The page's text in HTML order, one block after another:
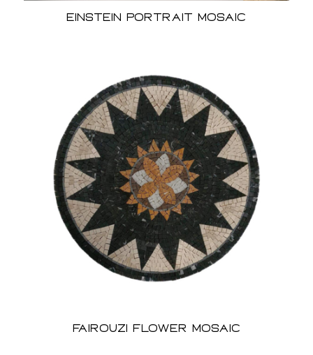
Einstein Portrait Mosaic
Fairouzi Flower Mosaic